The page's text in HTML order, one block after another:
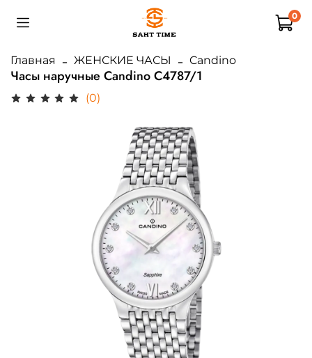
0
Главная ЖЕНСКИЕ ЧАСЫ Candino
Часы наручные Candino C4787/1
(0)